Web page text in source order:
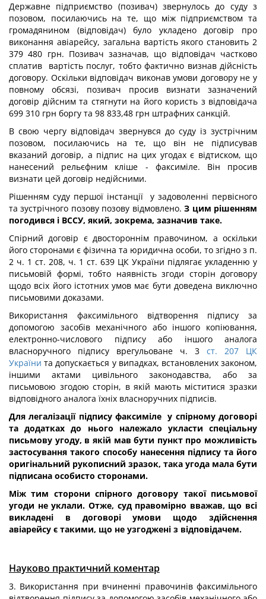
Державне підприємство (позивач) звернулось до суду з
позовом, посилаючись на те, що між підприємством та
громадянином (відповідач) було укладено договір про
виконання авіарейсу, загальна вартість якого становить 2
379 480 грн. Позивач зазначав, що відповідач частково
сплатив вартість послуг, тобто фактично визнав дійсність
договору. Оскільки відповідач виконав умови договору не у
повному обсязі, позивач просив визнати зазначений
договір дійсним та стягнути на його користь з відповідача
699 310 грн боргу та 98 833,48 грн штрафних санкцій.
В свою чергу відповідач звернувся до суду із зустрічним
позовом, посилаючись на те, що він не підписував
вказаний договір, а підпис на цих угодах є відтиском, що
нанесений рельєфним кліше - факсиміле. Він просив
визнати цей договір недійсними.
Рішенням суду першої інстанції у задоволенні первісного
та зустрічного позову позову відмовлено.З цим рішенням
погодився і ВССУ, який, зокрема, зазначив таке.
Спірний договір є двостороннім правочином, а оскільки
його сторонами є фізична та юридична особи, то згідно з п.
2 ч. 1 ст. 208, ч. 1 ст. 639 ЦК України підлягає укладенню у
письмовій формі, тобто наявність згоди сторін договору
щодо всіх його істотних умов має бути доведена виключно
письмовими доказами.
Використання факсимільного відтворення підпису за
допомогою засобів механічного або іншого копіювання,
електронно-числового підпису або іншого аналога
власноручного підпису врегульоване ч. 3 ст. 207 ЦК
України та допускається у випадках, встановлених законом,
іншими актами цивільного законодавства, або за
письмовою згодою сторін, в якій мають міститися зразки
відповідного аналога їхніх власноручних підписів.
Для легалізації підпису факсиміле у спірному договорі
та додатках до нього належало укласти спеціальну
письмову угоду, в якій мав бути пункт про можливість
застосування такого способу нанесення підпису та його
оригінальний рукописний зразок, така угода мала бути
підписана особисто сторонами.
Між тим сторони спірного договору такої письмової
угоди не уклали. Отже, суд правомірно вважав, що всі
викладені
в договорі
умови щодо здійснення
авіарейсу є такими, що не узгоджені з відповідачем.
Науково практичний коментар
3. Використання при вчиненні правочинів факсимільного